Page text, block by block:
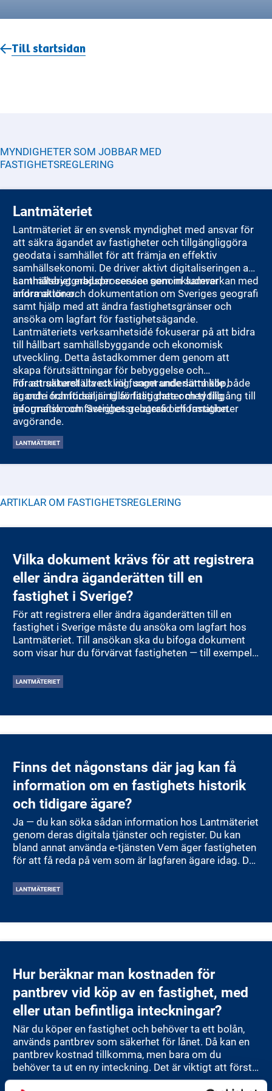
Till startsidan
MYNDIGHETER SOM JOBBAR MED
FASTIGHETSREGLERING
Lantmäteriet
Lantmäteriet är en svensk myndighet med ansvar för
att säkra ägandet av fastigheter och tillgängliggöra
geodata i samhället för att främja en effektiv
samhällsekonomi. De driver aktivt digitaliseringen av
samhällsbyggnadsprocessen genom samverkan med
andra aktörer.
Lantmäteriet erbjuder service som inkluderar
information och dokumentation om Sveriges geografi
samt hjälp med att ändra fastighetsgränser och
ansöka om lagfart för fastighetsägande.
Lantmäteriets verksamhetsidé fokuserar på att bidra
till hållbart samhällsbyggande och ekonomisk
utveckling. Detta åstadkommer dem genom att
skapa förutsättningar för bebyggelse och
infrastrukturell utveckling, samt underlätta köp,
ägande och försäljning av fastigheter med tillgång till
geografisk och fastighetsrelaterad information.
För att säkerställa ett väl fungerande samhälle både
nu och i framtiden är tillförlitlig data och tydlig
information om Sveriges geografi och fastigheter
avgörande.
LANTMÄTERIET
ARTIKLAR OM FASTIGHETSREGLERING
Vilka dokument krävs för att registrera
eller ändra äganderätten till en
fastighet i Sverige?
För att registrera eller ändra äganderätten till en
fastighet i Sverige måste du ansöka om lagfart hos
Lantmäteriet. Till ansökan ska du bifoga dokument
som visar hur du förvärvat fastigheten — till exempel
bodelningshandling. Originalhandlingar eller bestyrkta
kopior krävs. Om fastigheten är en tomträtt måste du
kan även fullmakter, medgivanden eller andra
LANTMÄTERIET
Finns det någonstans där jag kan få
information om en fastighets historik
och tidigare ägare?
Ja — du kan söka sådan information hos Lantmäteriet
genom deras digitala tjänster och register. Du kan
bland annat använda e‑tjänsten Vem äger fastigheten
för att få reda på vem som är lagfaren ägare idag. Du
du får information som lagfartsuppgifter, inteckningar
och taxeringsuppgifter. För fastigheter du äger kan du
information om ägarförändringar, rättigheter och
LANTMÄTERIET
Hur beräknar man kostnaden för
pantbrev vid köp av en fastighet, med
eller utan befintliga inteckningar?
När du köper en fastighet och behöver ta ett bolån,
används pantbrev som säkerhet för lånet. Då kan en
pantbrev kostnad tillkomma, men bara om du
behöver ta ut en ny inteckning. Det är viktigt att förstå
när kostnaden gäller och hur den beräknas, särskilt